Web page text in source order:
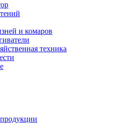
и комаров
техника
продукции